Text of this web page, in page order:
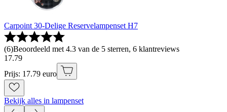
Carpoint 30-Delige Reservelampenset H7
(6)Beoordeeld met 4.3 van de 5 sterren, 6 klantreviews
17.79
Prijs: 17.79 euro
Bekijk alles in lampenset